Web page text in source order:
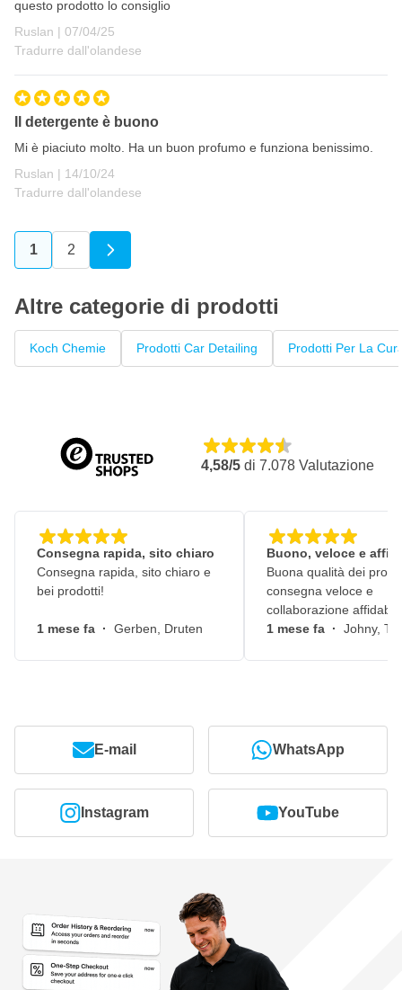
questo prodotto lo consiglio
Ruslan | 7 aprile 2025
07/04/25
Tradurre dall'olandese
Il detergente è buono
Mi è piaciuto molto. Ha un buon profumo e funziona benissimo.
Ruslan | 14 ottobre 2024
14/10/24
Tradurre dall'olandese
Attualmente stai leggendo la pagina
1 Pagina
2
Altre categorie di prodotti
Koch Chemie Prodotti Car Detailing Prodotti Per La
4,58/5 di 7.078 Valutazione
Consegna rapida, sito chiaro
Consegna rapida, sito chiaro e
bei prodotti!
1 mese fa · Gerben, Druten
Buono, veloce e
Buona qualità dei
consegna veloce e
collaborazione
1 mese fa · Johny,
E-mail WhatsApp
Instagram YouTube